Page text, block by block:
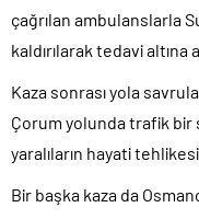
çağrılan ambulanslarla
kaldırılarak tedavi altına
Kaza sonrası yola
Çorum yolunda trafik
yaralıların hayati
Bir başka kaza da